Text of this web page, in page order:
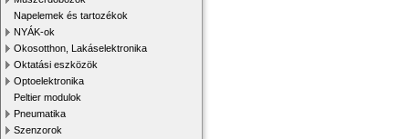
Napelemek és tartozékok
NYÁK-ok
Okosotthon, Lakáselektronika
Oktatási eszközök
Optoelektronika
Peltier modulok
Pneumatika
Szenzorok